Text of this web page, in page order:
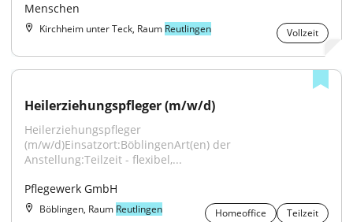
Menschen
Kirchheim unter Teck, Raum Reutlingen Vollzeit
Heilerziehungspfleger (m/w/d)
Heilerziehungspfleger
(m/w/d)Einsatzort:BöblingenArt(en) der
Anstellung:Teilzeit - flexibel,...
Pflegewerk GmbH
Böblingen, Raum Reutlingen Homeoffice
Teilzeit